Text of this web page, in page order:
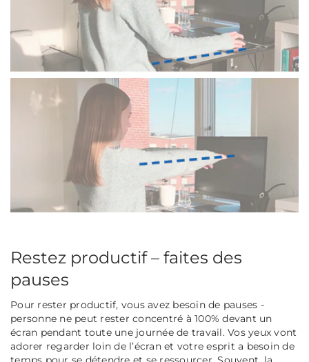
Restez productif – faites des
pauses
Pour rester productif, vous avez besoin de pauses -
personne ne peut rester concentré à 100% devant un
écran pendant toute une journée de travail. Vos yeux vont
adorer regarder loin de l’écran et votre esprit a besoin de